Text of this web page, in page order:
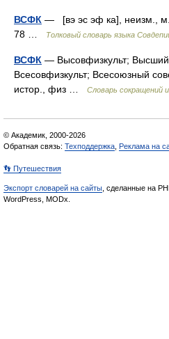
ВСФК — [вэ эс эф ка], неизм., м.
78 …
Толковый словарь языка
ВСФК — Высовфизкульт; Высший
Всесовфизкульт; Всесоюзный
истор., физ …
Словарь сокращений
© Академик, 2000-2026
Обратная связь: Техподдержка Реклама на
👣 Путешествия
Экспорт словарей на сайты , сделанные на
WordPress, MODx.